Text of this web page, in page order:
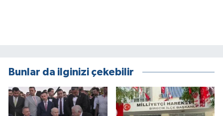
Bunlar da ilginizi çekebilir